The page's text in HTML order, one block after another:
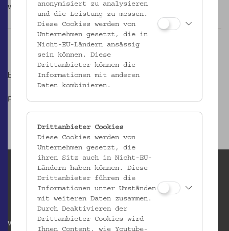
werden.
Hier Geht es zur Ausstellung!
Führung: Mona Waldner
Volkskundemuseum Wien
anonymisiert zu analysieren
und die Leistung zu messen.
Diese Cookies werden von
Unternehmen gesetzt, die in
Nicht-EU-Ländern ansässig
sein können. Diese
Drittanbieter können die
Informationen mit anderen
Daten kombinieren.
Drittanbieter Cookies
Diese Cookies werden von
Unternehmen gesetzt, die
ihren Sitz auch in Nicht-EU-
Ländern haben können. Diese
Drittanbieter führen die
Informationen unter Umständen
mit weiteren Daten zusammen.
Durch Deaktivieren der
Drittanbieter Cookies wird
Ihnen Content, wie Youtube-